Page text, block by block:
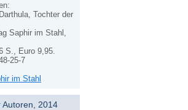
Tochter der
Saphir im Stahl,
S., Euro 9,95.
25-7
im Stahl
Autoren, 2014